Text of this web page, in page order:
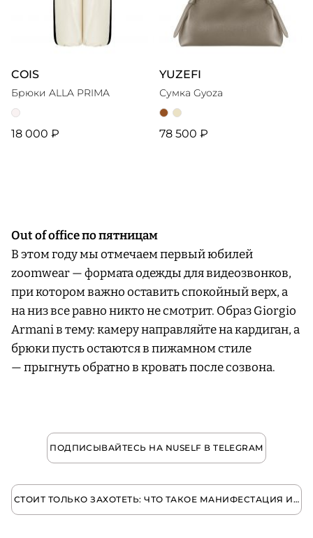
COIS
Брюки ALLA PRIMA
18 000 ₽
YUZEFI
Сумка Gyoza
78 500 ₽
Out of office по пятницам
В этом году мы отмечаем первый юбилей
zoomwear — формата одежды для видеозвонков,
при котором важно оставить спокойный верх, а
на низ все равно никто не смотрит. Образ Giorgio
Armani в тему: камеру направляйте на кардиган, а
брюки пусть остаются в пижамном стиле
— прыгнуть обратно в кровать после созвона.
ПОДПИСЫВАЙТЕСЬ НА NUSELF В TELEGRAM
СТОИТ ТОЛЬКО ЗАХОТЕТЬ: ЧТО ТАКОЕ МАНИФЕСТАЦИЯ И КАК ОНА РАБОТАЕТ